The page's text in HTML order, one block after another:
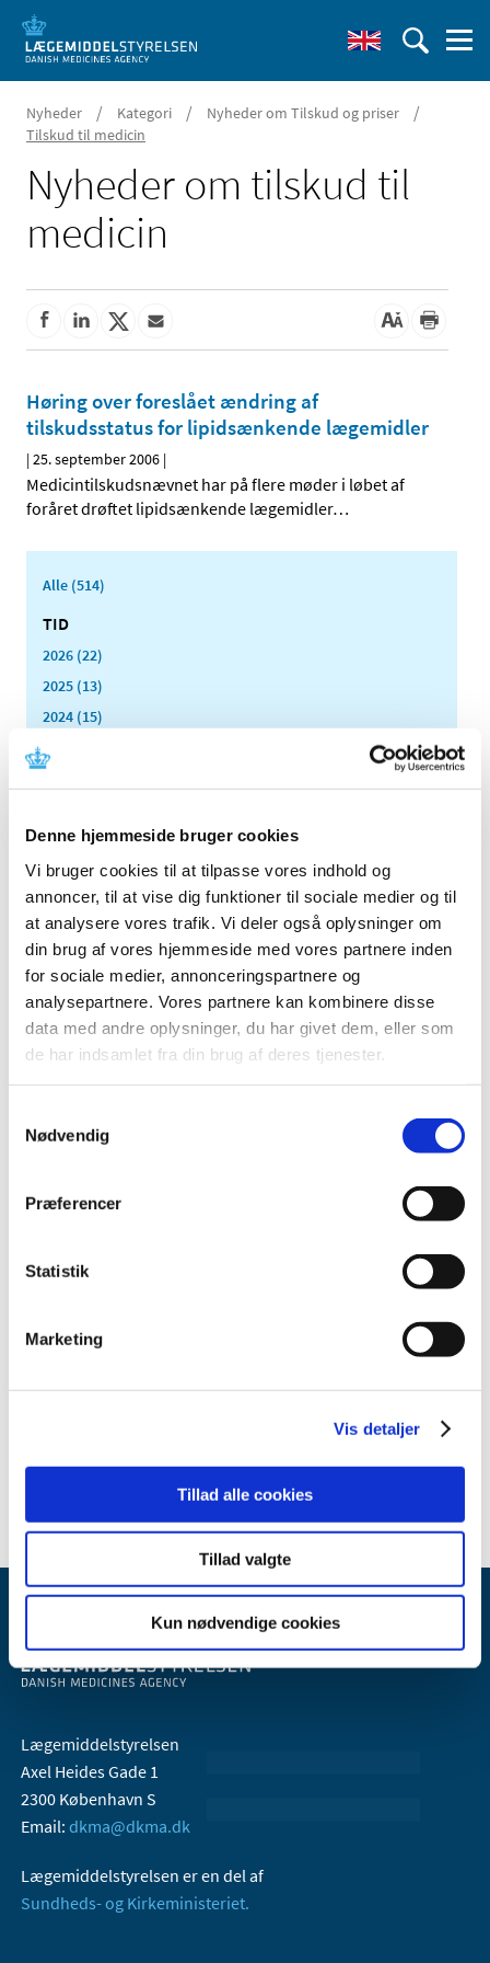
Denne hjemmeside bruger cookies
Vi bruger cookies til at tilpasse vores indhold og
annoncer, til at vise dig funktioner til sociale medier og til
at analysere vores trafik. Vi deler også oplysninger om
din brug af vores hjemmeside med vores partnere inden
for sociale medier, annonceringspartnere og
analysepartnere. Vores partnere kan kombinere disse
data med andre oplysninger, du har givet dem, eller som
de har indsamlet fra din brug af deres tjenester.
Nødvendig
Præferencer
Statistik
Marketing
Vis detaljer
Tillad alle cookies
Tillad valgte
Kun nødvendige cookies
Nyheder / Kategori / Nyheder om Tilskud og priser /
Tilskud til medicin
Nyheder om tilskud til
medicin
Høring over foreslået ændring af
tilskudsstatus for lipidsænkende lægemidler
|25. september 2006 |
Medicintilskudsnævnet har på flere møder i løbet af
foråret drøftet lipidsænkende lægemidler…
Alle (514)
TID
2026 (22)
2025 (13)
2024 (15)
2020 (13)
2019 (41)
2018 (46)
2017 (36)
2016 (48)
2015 (31)
2014 (44)
2013 (45)
2012 (44)
2010 (7)
2008 (8)
2006 (9)
oktober (1)
2005 (2)
Lægemiddelstyrelsen
Axel Heides Gade 1
2300 København S
Email: dkma@dkma.dk
Lægemiddelstyrelsen er en del af
Sundheds- og Kirkeministeriet.